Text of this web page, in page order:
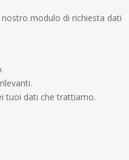
modulo di richiesta dati
tuoi dati che trattiamo.